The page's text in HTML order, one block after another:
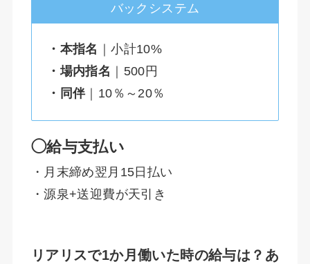
バックシステム
・本指名
｜小計10%
・場内指名
｜500円
・同伴｜10％～20％
◯給与支払い
・月末締め翌月15日払い
・源泉+送迎費が天引き
リアリスで1か月働いた時の給与は？あ